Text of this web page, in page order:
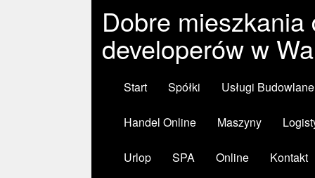
Dobre
developerów w
Start Spółki Usługi Budowlane
Handel Online Maszyny
Urlop SPA Online Kontakt